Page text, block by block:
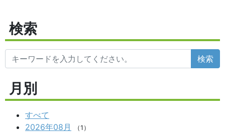
検索
検索
月別
すべて
2026年08月
（1）